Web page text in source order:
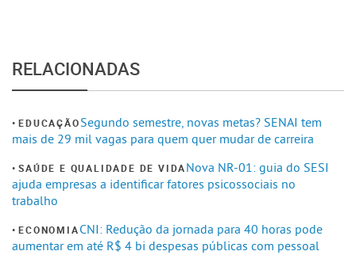
RELACIONADAS
EDUCAÇÃOSegundo semestre, novas metas? SENAI tem
mais de 29 mil vagas para quem quer mudar de carreira
SAÚDE E QUALIDADE DE VIDANova NR-01: guia do SESI
ajuda empresas a identificar fatores psicossociais no
trabalho
ECONOMIACNI: Redução da jornada para 40 horas pode
aumentar em até R$ 4 bi despesas públicas com pessoal